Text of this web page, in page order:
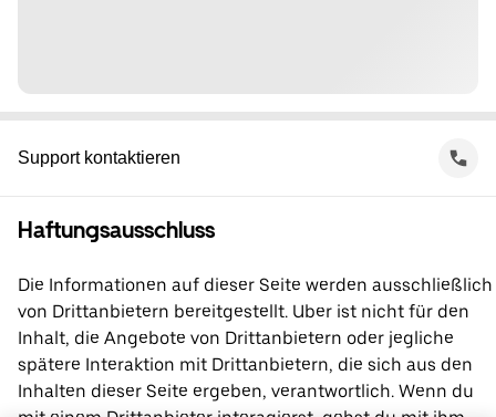
Support kontaktieren
Haftungsausschluss
Die Informationen auf dieser Seite werden ausschließlich
von Drittanbietern bereitgestellt. Uber ist nicht für den
Inhalt, die Angebote von Drittanbietern oder jegliche
spätere Interaktion mit Drittanbietern, die sich aus den
Inhalten dieser Seite ergeben, verantwortlich. Wenn du